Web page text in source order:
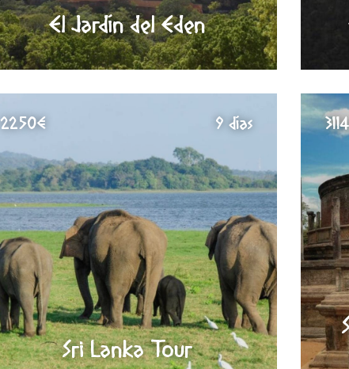
El Jardín del Eden
Sri Lanka Tour
2250€ 9 días